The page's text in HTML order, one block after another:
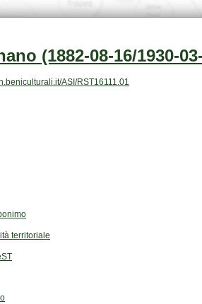
(1882-08-16/1930-
ASI/RST16111.01
territoriale